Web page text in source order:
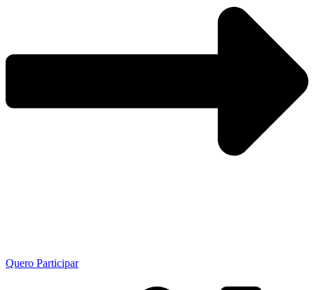
Quero Participar